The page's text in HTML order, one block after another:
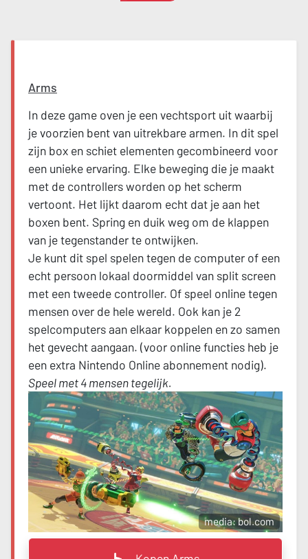
Arms
In deze game oven je een vechtsport uit waarbij
je voorzien bent van uitrekbare armen. In dit spel
zijn box en schiet elementen gecombineerd voor
een unieke ervaring. Elke beweging die je maakt
met de controllers worden op het scherm
vertoont. Het lijkt daarom echt dat je aan het
boxen bent. Spring en duik weg om de klappen
van je tegenstander te ontwijken.
Je kunt dit spel spelen tegen de computer of een
echt persoon lokaal doormiddel van split screen
met een tweede controller. Of speel online tegen
mensen over de hele wereld. Ook kan je 2
spelcomputers aan elkaar koppelen en zo samen
het gevecht aangaan. (voor online functies heb je
een extra Nintendo Online abonnement nodig).
Speel met 4 mensen tegelijk.
media: bol.com